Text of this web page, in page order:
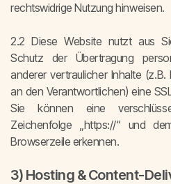
rechtswidrige Nutzung hinweisen.
2.2 Diese Website nutzt aus
Schutz der Übertragung
anderer vertraulicher Inhalte
an den Verantwortlichen) eine
Sie können eine
Zeichenfolge „https://“ und
Browserzeile erkennen.
3) Hosting & Content-